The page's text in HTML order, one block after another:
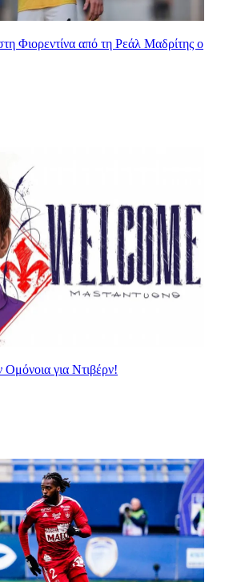
Φιορεντίνα από τη Ρεάλ Μαδρίτης ο
Ομόνοια για Ντιβέρν!